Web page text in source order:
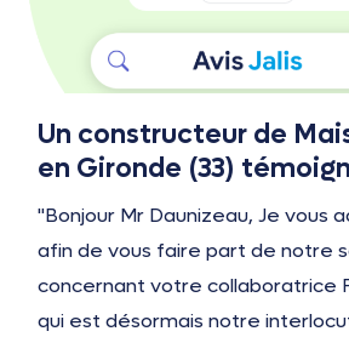
Un constructeur de
en Gironde (33)
"Bonjour Mr Daunizeau, Je vous
afin de vous faire part de notre
concernant votre collaboratrice
qui est désormais notre